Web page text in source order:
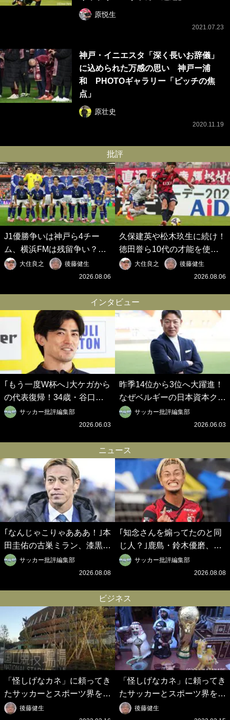
原悦生
2021.07.23
神戸・イニエスタ「深く長いお辞儀」
に込められた万感の思い 神戸ー浦
和 PHOTOギャラリー「ピッチの焦
点」
原壮史
2020.11.19
批評
J1優勝争いは神戸ら4チー
ム、横浜FMは残留争い？大
混戦のJ2はRB大宮に注目！
歴代最強の日本代表をJリー
の秋春制｣の大激論】(6)
大住良之
後藤健生
2026.08.06
久保建英や松木玖生に続け！
徳田誉ら10代の才能を使い
切れないJクラブの課題と、
｢0円欧州移籍｣撲滅への処方
春制｣の大激論】(5)
大住良之
後藤健生
2026.08.06
インタビュー
｢もう一度W杯へ｣大ケガから
の代表復帰！34歳・谷口彰
悟の奇跡を支えた日本資本の
ベルギークラブ、次なる野望
ロイデン立石敬之CEOの世
界戦略】(2)
サッカー批評編集部
2026.06.03
昨季14位から3位へ大躍進！
なぜベルギーの日本資本クラ
ブは創設102年目に歴史的快
挙を成し遂げられたのか？
之CEOの世界戦略】(1)
サッカー批評編集部
2026.06.03
ニュース
｢なんじゃこりゃあああ！｣本
田圭佑の古巣ミラン、漆黒×
蛍光レッドの超絶クールな新
サードユニに世界が熱狂｢サ
サッカー批評編集部
2026.08.08
｢知念さんを煽ってたのと同
じ人？｣鹿島・鈴木優磨、大
逆転勝利後の“超・優等生イ
ンタビュー”が話題！｢試合中
イケメンやな」
サッカー批評編集部
2026.08.08
ビジネス
「怪しげなカネ」に頼ってき
たサッカーとスポーツ界を待
つ未来(4)スポーツを「持続
後藤健生
「怪しげなカネ」に頼ってき
たサッカーとスポーツ界を待
つ未来(3)「ロシアン・マネ
後藤健生